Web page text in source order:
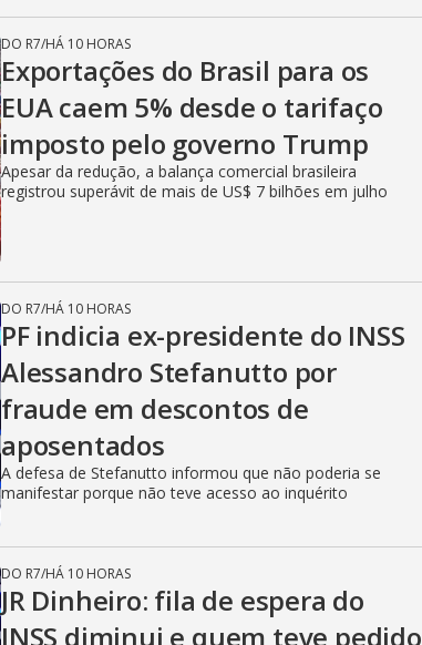
DO R7/HÁ 10 HORAS
Exportações do Brasil para os
EUA caem 5% desde o tarifaço
imposto pelo governo Trump
Apesar da redução, a balança comercial brasileira
registrou superávit de mais de US$ 7 bilhões em julho
DO R7/HÁ 10 HORAS
PF indicia ex-presidente do INSS
Alessandro Stefanutto por
fraude em descontos de
aposentados
A defesa de Stefanutto informou que não poderia se
manifestar porque não teve acesso ao inquérito
DO R7/HÁ 10 HORAS
JR Dinheiro: fila de espera do
INSS diminui e quem teve pedido